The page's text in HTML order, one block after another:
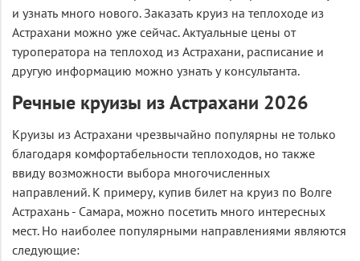
и узнать много нового. Заказать круиз на теплоходе из
Астрахани можно уже сейчас. Актуальные цены от
туроператора на теплоход из Астрахани, расписание и
другую информацию можно узнать у консультанта.
Речные круизы из Астрахани 2026
Круизы из Астрахани чрезвычайно популярны не только
благодаря комфортабельности теплоходов, но также
ввиду возможности выбора многочисленных
направлений. К примеру, купив билет на круиз по Волге
Астрахань - Самара, можно посетить много интересных
мест. Но наиболее популярными направлениями являются
следующие: